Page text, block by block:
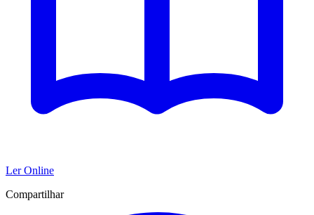
Ler Online
Compartilhar